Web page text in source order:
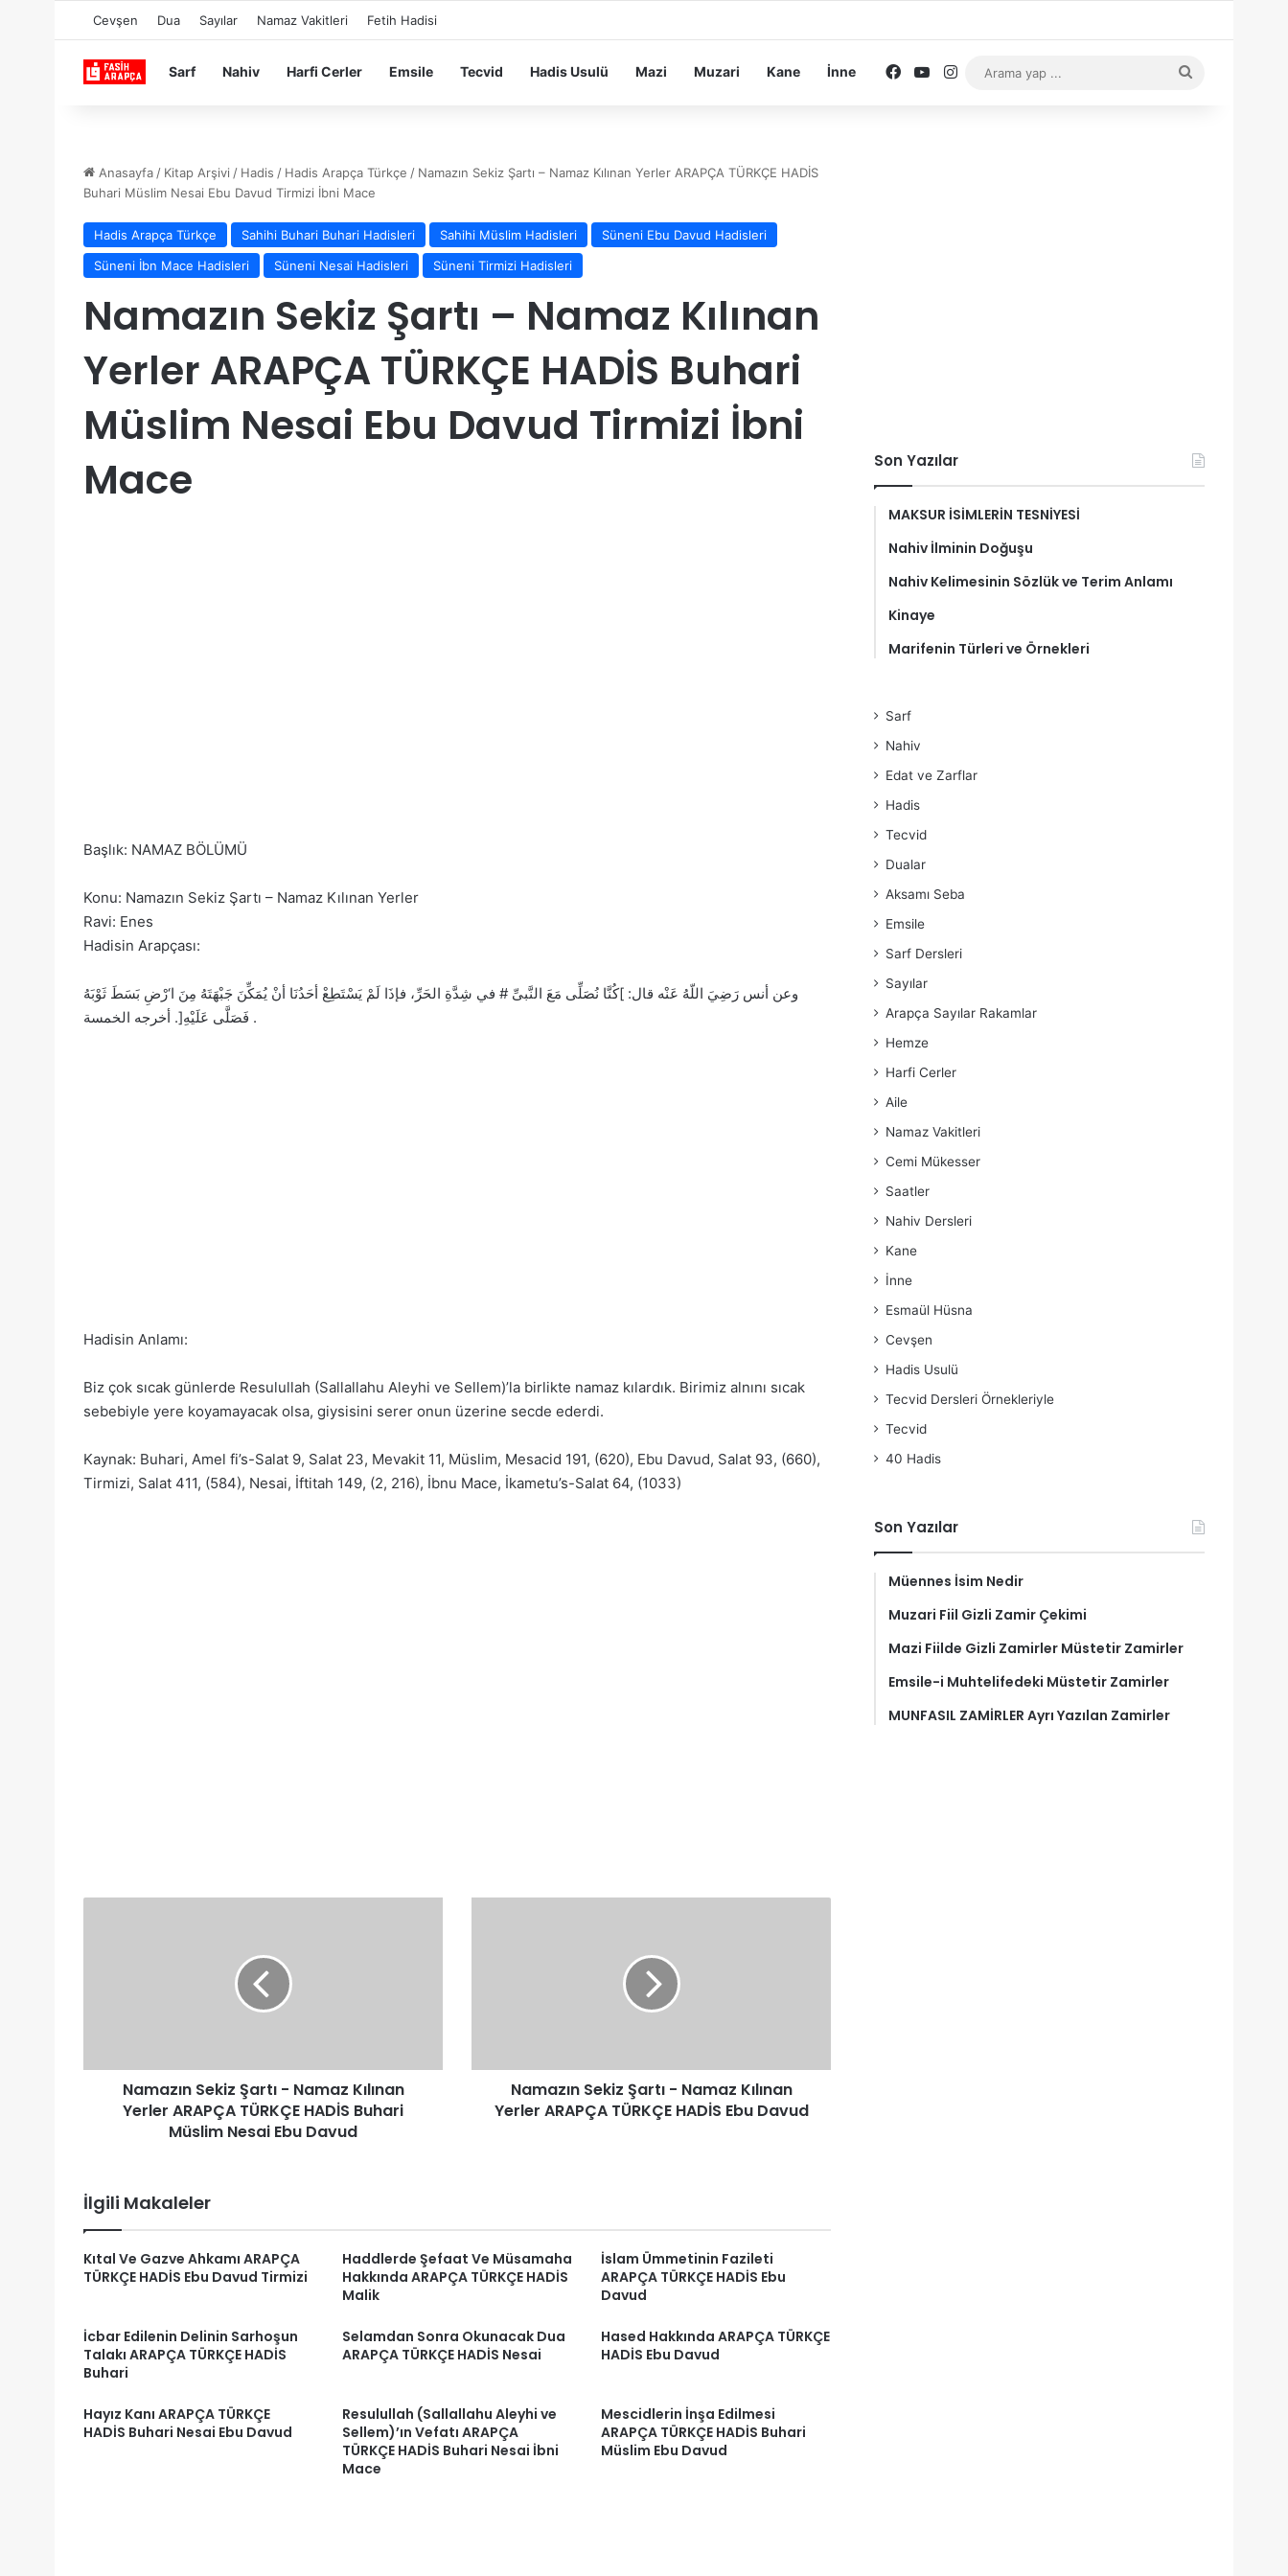
Cevşen Dua Sayılar Namaz Vakitleri Fetih Hadisi
Sarf Nahiv Harfi Cerler Emsile Tecvid Hadis Usulü Mazi Muzari Kane İnne Facebook
YouTube
Instagram
Anasayfa / Kitap Arşivi / Hadis / Hadis Arapça Türkçe / Namazın Sekiz Şartı – Namaz Kılınan Yerler ARAPÇA TÜRKÇE HADİS
Buhari Müslim Nesai Ebu Davud Tirmizi İbni Mace
Hadis Arapça Türkçe Sahihi Buhari Buhari Hadisleri Sahihi Müslim Hadisleri
Süneni Ebu Davud Hadisleri
Süneni İbn Mace Hadisleri
Süneni Nesai Hadisleri Süneni Tirmizi Hadisleri
Namazın Sekiz Şartı – Namaz Kılınan
Yerler ARAPÇA TÜRKÇE HADİS Buhari
Müslim Nesai Ebu Davud Tirmizi İbni
Mace
Başlık: NAMAZ BÖLÜMÜ
Konu: Namazın Sekiz Şartı – Namaz Kılınan Yerler
Ravi: Enes
Hadisin Arapçası:
وعن أنس رَضِيَ اللّهُ عَنْه قال: ]كُنَّا نُصَلِّى مَعَ النَّبىِّ # في شِدَّةِ الحَرِّ، فإذَا لَمْ يَسْتَطِعْ أحَدُنَا أنْ يُمَكِّنَ جَبْهَتَهُ مِنَ ا‘رْضِ بَسَطَ ثَوْبَهُ
فَصَلَّى عَلَيْهِ[. أخرجه الخمسة .
Hadisin Anlamı:
Biz çok sıcak günlerde Resulullah (Sallallahu Aleyhi ve Sellem)’la birlikte namaz kılardık. Birimiz alnını sıcak
sebebiyle yere koyamayacak olsa, giysisini serer onun üzerine secde ederdi.
Kaynak: Buhari, Amel fi’s-Salat 9, Salat 23, Mevakit 11, Müslim, Mesacid 191, (620), Ebu Davud, Salat 93, (660),
Tirmizi, Salat 411, (584), Nesai, İftitah 149, (2, 216), İbnu Mace, İkametu’s-Salat 64, (1033)
TÜRKÇE
Namazın Sekiz Şartı - Namaz Kılınan
Yerler ARAPÇA TÜRKÇE HADİS Buhari
Müslim Nesai Ebu Davud
TÜRKÇE
Namazın Sekiz Şartı - Namaz Kılınan
Yerler ARAPÇA TÜRKÇE HADİS Ebu Davud
İlgili Makaleler
Kıtal Ve Gazve Ahkamı ARAPÇA
TÜRKÇE HADİS Ebu Davud Tirmizi
Haddlerde Şefaat Ve Müsamaha
Hakkında ARAPÇA TÜRKÇE HADİS
Malik
İslam Ümmetinin Fazileti
ARAPÇA TÜRKÇE HADİS Ebu
Davud
İcbar Edilenin Delinin Sarhoşun
Talakı ARAPÇA TÜRKÇE HADİS
Buhari
Selamdan Sonra Okunacak Dua
ARAPÇA TÜRKÇE HADİS Nesai
Hased Hakkında ARAPÇA TÜRKÇE
HADİS Ebu Davud
Hayız Kanı ARAPÇA TÜRKÇE
HADİS Buhari Nesai Ebu Davud
Resulullah (Sallallahu Aleyhi ve
Sellem)’ın Vefatı ARAPÇA
TÜRKÇE HADİS Buhari Nesai İbni
Mace
Mescidlerin İnşa Edilmesi
ARAPÇA TÜRKÇE HADİS Buhari
Müslim Ebu Davud
Son Yazılar
MAKSUR İSİMLERİN TESNİYESİ
Nahiv İlminin Doğuşu
Nahiv Kelimesinin Sözlük ve Terim Anlamı
Kinaye
Marifenin Türleri ve Örnekleri
Sarf
Nahiv
Edat ve Zarflar
Hadis
Tecvid
Dualar
Aksamı Seba
Emsile
Sarf Dersleri
Sayılar
Arapça Sayılar Rakamlar
Hemze
Harfi Cerler
Aile
Namaz Vakitleri
Cemi Mükesser
Saatler
Nahiv Dersleri
Kane
İnne
Esmaül Hüsna
Cevşen
Hadis Usulü
Tecvid Dersleri Örnekleriyle
Tecvid
40 Hadis
Son Yazılar
Müennes İsim Nedir
Muzari Fiil Gizli Zamir Çekimi
Mazi Fiilde Gizli Zamirler Müstetir Zamirler
Emsile-i Muhtelifedeki Müstetir Zamirler
MUNFASIL ZAMİRLER Ayrı Yazılan Zamirler